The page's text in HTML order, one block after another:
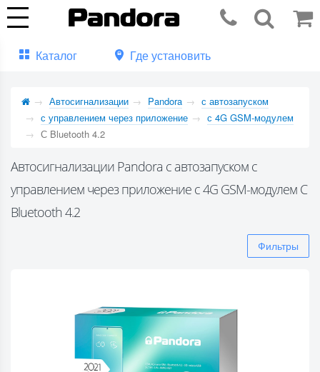
Каталог Где установить
Автосигнализации Pandora
с автозапуском
с управлением через приложение
с 4G GSM-модулем
С Bluetooth 4.2
Автосигнализации Pandora с автозапуском с
управлением через приложение с 4G GSM-модулем С
Bluetooth 4.2
Фильтры